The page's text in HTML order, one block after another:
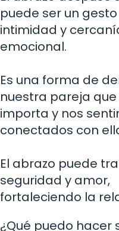
puede ser un
intimidad y
emocional.
Es una forma de
nuestra pareja que
importa y nos
conectados con
El abrazo puede
seguridad y amor,
fortaleciendo la
¿Qué puedo hacer